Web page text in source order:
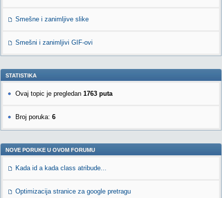
Smešne i zanimljive slike
Smešni i zanimljivi GIF-ovi
STATISTIKA
Ovaj topic je pregledan 1763 puta
Broj poruka: 6
NOVE PORUKE U OVOM FORUMU
Kada id a kada class atribude...
Optimizacija stranice za google pretragu